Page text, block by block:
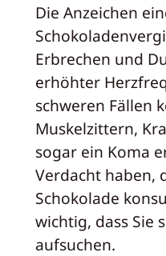
Die Anzeichen
Erbrechen und
erhöhter
schweren Fällen
Muskelzittern,
sogar ein Koma
Verdacht haben,
Schokolade
wichtig, dass Sie
aufsuchen.